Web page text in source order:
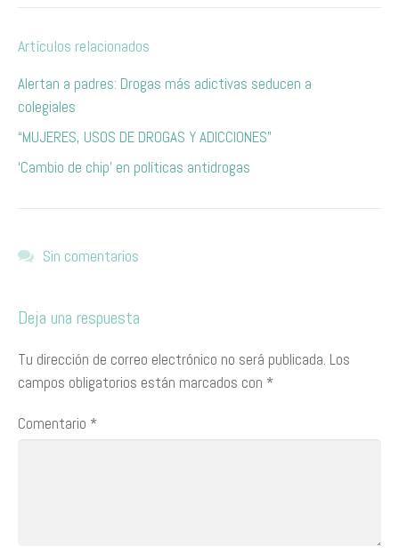
Artículos relacionados
Alertan a padres: Drogas más adictivas seducen a
colegiales
“MUJERES, USOS DE DROGAS Y ADICCIONES”
‘Cambio de chip’ en políticas antidrogas
Sin comentarios
Deja una respuesta
Tu dirección de correo electrónico no será publicada. Los
campos obligatorios están marcados con *
Comentario *